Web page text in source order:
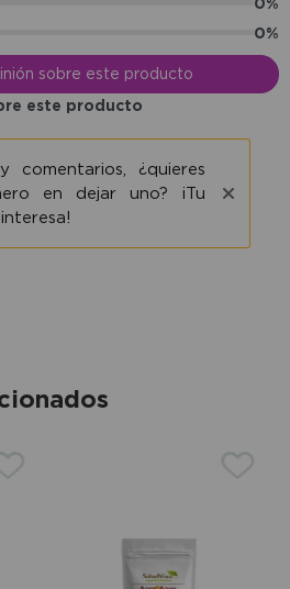
0%
sobre este producto
este producto
comentarios, ¿quieres
en dejar uno? ¡Tu